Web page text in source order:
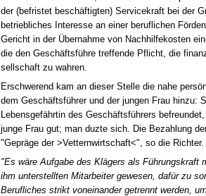
der (be­fris­tet beschäftig­ten) Ser­vice­kraft bei der
be­trieb­li­ches In­ter­es­se an ei­ner be­ruf­li­chen
Ge­richt in der Über­nah­me von Nach­hil­fe­kos­ten
die den Geschäftsführe tref­fen­de Pflicht, die
sell­schaft zu wah­ren.
Er­schwe­rend kam an die­ser Stel­le die na­he
dem Geschäftsführer und der jun­gen Frau hin­zu:
Le­bens­gefähr­tin des Geschäftsführers
jun­ge Frau gut; man duz­te sich. Die Be­zah­lung
"Ge­präge der >Vet­tern­wirt­schaft<", so die Rich­ter.
"Es wäre Auf­ga­be des Klägers als Führungs­kraft
ihm un­ter­stell­ten Mit­ar­bei­ter ge­we­sen, dafür zu
Be­ruf­li­ches strikt von­ein­an­der ge­trennt wer­den,